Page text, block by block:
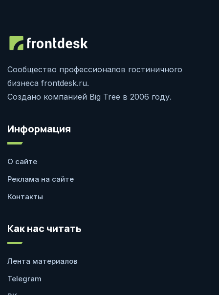
Сообщество профессионалов гостиничного
бизнеса frontdesk.ru.
Создано компанией Big Tree в 2006 году.
Информация
О сайте
Реклама на сайте
Контакты
Как нас читать
Лента материалов
Telegram